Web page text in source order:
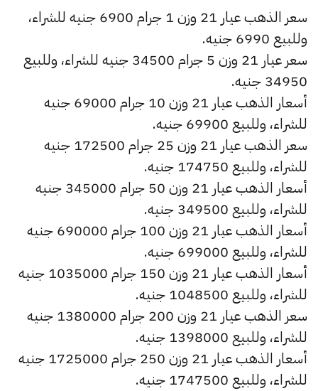
سعر الذهب عيار 21 وزن 1 جرام 6900 جنيه للشراء،
وللبيع 6990 جنيه.
سعر عيار 21 وزن 5 جرام 34500 جنيه للشراء، وللبيع
34950 جنيه.
أسعار الذهب عيار 21 وزن 10 جرام 69000 جنيه
للشراء، وللبيع 69900 جنيه.
سعر الذهب عيار 21 وزن 25 جرام 172500 جنيه
للشراء، وللبيع 174750 جنيه.
أسعار الذهب عيار 21 وزن 50 جرام 345000 جنيه
للشراء، وللبيع 349500 جنيه.
أسعار الذهب عيار 21 وزن 100 جرام 690000 جنيه
للشراء، وللبيع 699000 جنيه.
أسعار الذهب عيار 21 وزن 150 جرام 1035000 جنيه
للشراء، وللبيع 1048500 جنيه.
سعر الذهب عيار 21 وزن 200 جرام 1380000 جنيه
للشراء، وللبيع 1398000 جنيه.
أسعار الذهب عيار 21 وزن 250 جرام 1725000 جنيه
للشراء، وللبيع 1747500 جنيه.